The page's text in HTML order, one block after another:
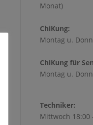
Office 365
Monat)
ChiKung:
Montag u.
ChiKung für
Montag u.
Techniker:
Mittwoch 18:00